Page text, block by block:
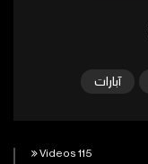
آبارات
115 Videos